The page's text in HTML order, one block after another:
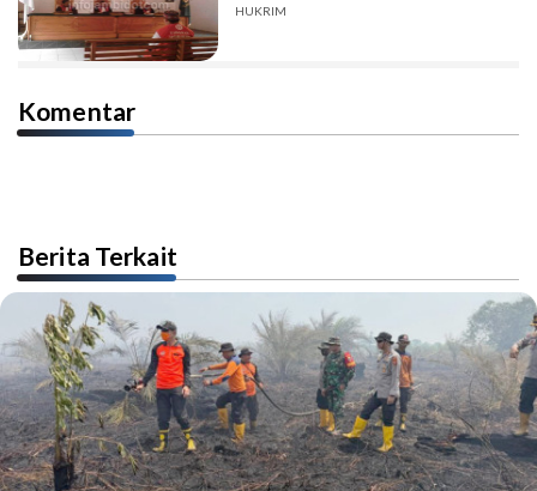
HUKRIM
Komentar
Berita Terkait